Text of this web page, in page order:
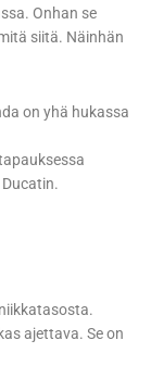
Onhan se
siitä. Näinhän
on yhä hukassa
ajettava. Se on